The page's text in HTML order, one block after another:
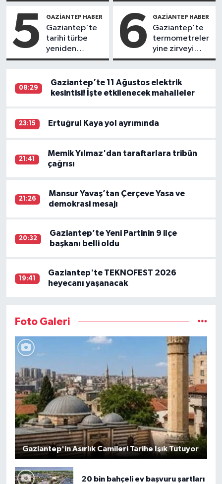
5 GAZIANTEP HABER
Gaziantep'te
tarihi türbe
yeniden
yükselecek
6 GAZIANTEP HABER
Gaziantep'te
termometreler
yine zirveyi
gördü
08:29
Gaziantep’te 11 Ağustos elektrik
kesintisi! İşte etkilenecek mahalleler
23:15 Ertuğrul Kaya yol ayrımında
21:41
Memik Yılmaz'dan taraftarlara tribün
çağrısı
21:26
Mansur Yavaş’tan Çerçeve Yasa ve
demokrasi mesajı
20:32
Gaziantep’te Yeni Partinin 9 ilçe
başkanı belli oldu
19:41
Gaziantep'te TEKNOFEST 2026
heyecanı yaşanacak
Foto Galeri
Gaziantep'in Asırlık Camileri Tarihe Işık Tutuyor
20 bin bahçeli ev başvuru şartları